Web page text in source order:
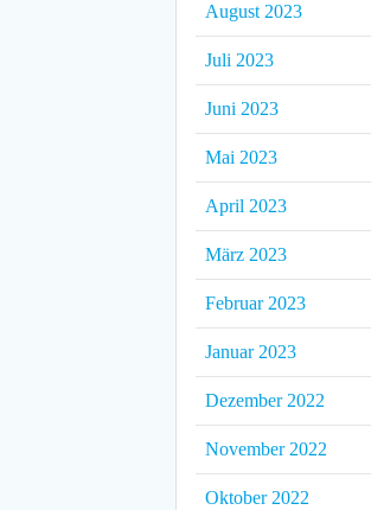
August 2023
Juli 2023
Juni 2023
Mai 2023
April 2023
März 2023
Februar 2023
Januar 2023
Dezember 2022
November 2022
Oktober 2022